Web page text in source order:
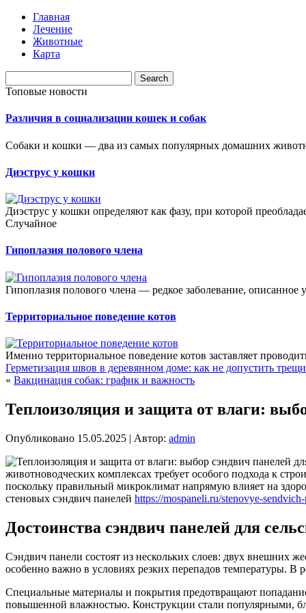
Главная
Лечение
Животные
Карта
Топовые новости
Различия в социализации кошек и собак
Собаки и кошки — два из самых популярных домашних
Диэструс у кошки
Диэструс у кошки определяют как фазу, при которой
Случайное
Гипоплазия полового члена
Гипоплазия полового члена — редкое заболевание,
Территориальное поведение котов
Именно территориальное поведение котов заставляет
Герметизация швов в деревянном доме: как не допустить
« Вакцинация собак: график и важность
Теплоизоляция и защита от влаги:
Опубликовано 15.05.2025 | Автор: admin
животноводческих комплексах требует особого подхода к
поскольку правильный микроклимат напрямую влияет на
стеновых сэндвич панелей https://mospaneli.ru/stenovye-
Достоинства сэндвич панелей для
Сэндвич панели состоят из нескольких слоев: двух внешних
особенно важно в условиях резких перепадов температуры. В
Специальные материалы и покрытия предотвращают
повышенной влажностью. Конструкции стали популярными,